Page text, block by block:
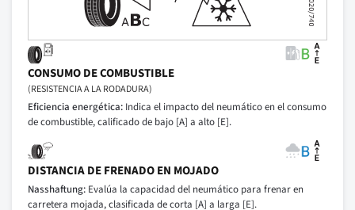
CONSUMO DE COMBUSTIBLE
(RESISTENCIA A LA RODADURA)
Eficiencia energética: Indica el impacto del neumático en el consumo
de combustible, calificado de bajo [A] a alto [E].
DISTANCIA DE FRENADO EN MOJADO
Nasshaftung: Evalúa la capacidad del neumático para frenar en
carretera mojada, clasificada de corta [A] a larga [E].